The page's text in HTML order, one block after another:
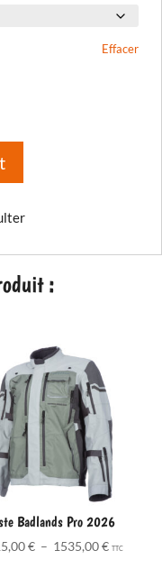
Effacer
:
Badlands Pro 2026
€ – 1535,00€Plage
TTC